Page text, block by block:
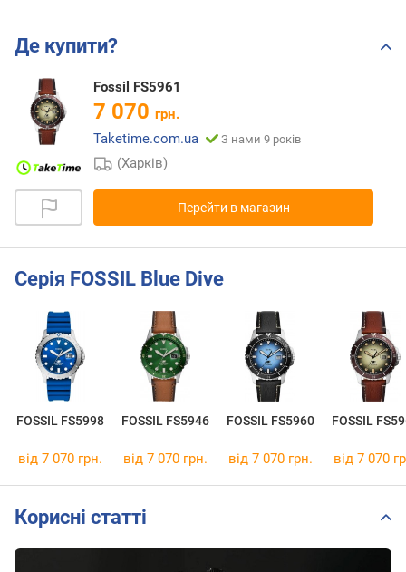
Де купити?
Fossil FS5961
7 070 грн.
Taketime.com.ua
З нами 9 років
(Харків)
Перейти в магазин
Серія FOSSIL Blue Dive
FOSSIL FS5998 FOSSIL FS5946 FOSSIL FS5960 FOSSIL
від 7 070 грн. від 7 070 грн. від 7 070 грн. від 7 070
Корисні статті